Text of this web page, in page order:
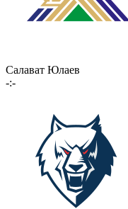
Салават Юлаев
-:-